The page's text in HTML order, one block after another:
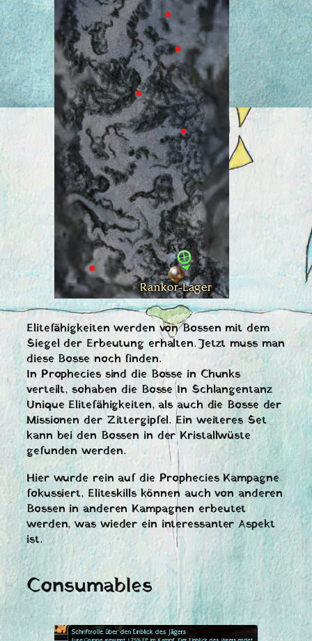
Elitefähigkeiten werden von Bossen mit dem
Siegel der Erbeutung erhalten. Jetzt muss man
diese Bosse noch finden.
In Prophecies sind die Bosse in Chunks
verteilt, sohaben die Bosse In Schlangentanz
Unique Elitefähigkeiten, als auch die Bosse der
Missionen der Zittergipfel. Ein weiteres Set
kann bei den Bossen in der Kristallwüste
gefunden werden.
Hier wurde rein auf die Prophecies Kampagne
fokussiert, Eliteskills können auch von anderen
Bossen in anderen Kampagnen erbeutet
werden, was wieder ein interessanter Aspekt
ist.
Consumables